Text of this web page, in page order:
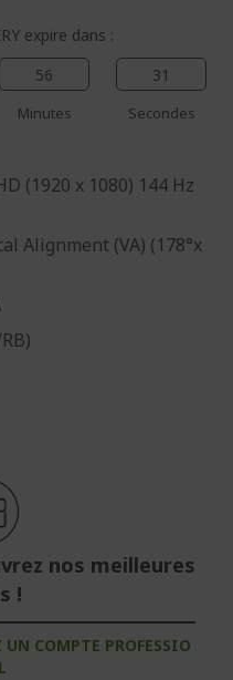
expire dans :
56
Minutes
31
Secondes
(1920 x 1080) 144 Hz
Alignment (VA) (178°x
nos meilleures
!
UN COMPTE PROFESSIO